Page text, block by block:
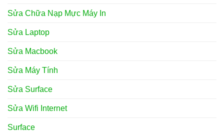
Sửa Chữa Nạp Mực Máy In
Sửa Laptop
Sửa Macbook
Sửa Máy Tính
Sửa Surface
Sửa Wifi Internet
Surface